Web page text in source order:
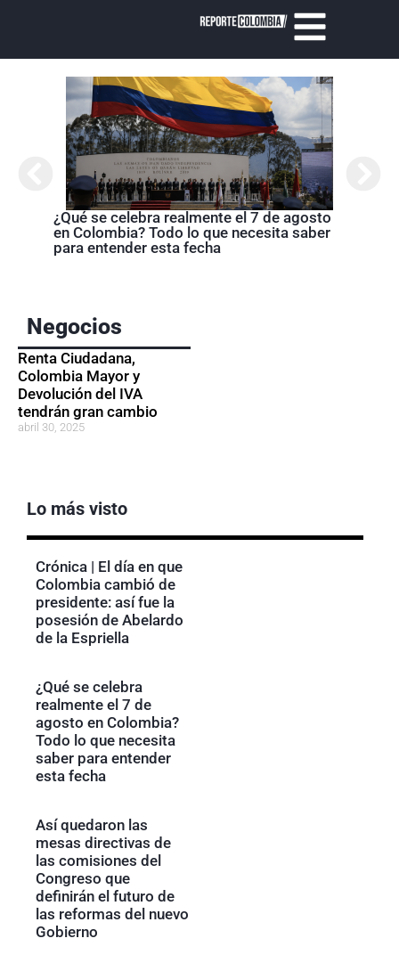
¿Qué se celebra realmente el 7 de agosto
en Colombia? Todo lo que necesita saber
para entender esta fecha
Negocios
Renta Ciudadana,
Colombia Mayor y
Devolución del IVA
tendrán gran cambio
abril 30, 2025
Lo más visto
Crónica | El día en que
Colombia cambió de
presidente: así fue la
posesión de Abelardo
de la Espriella
¿Qué se celebra
realmente el 7 de
agosto en Colombia?
Todo lo que necesita
saber para entender
esta fecha
Así quedaron las
mesas directivas de
las comisiones del
Congreso que
definirán el futuro de
las reformas del nuevo
Gobierno